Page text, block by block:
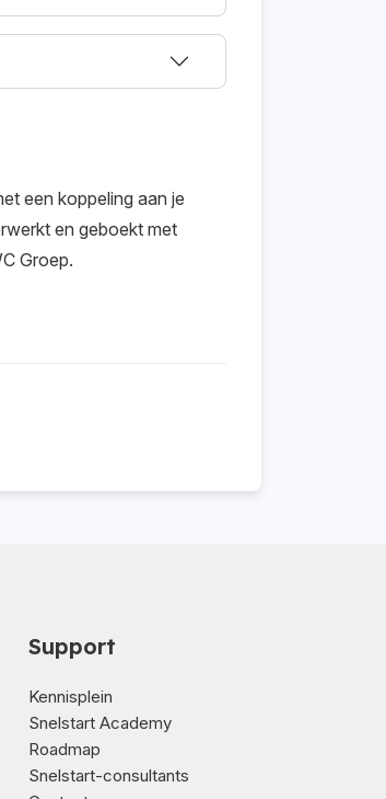
een koppeling aan je
en geboekt met
Groep.
Support
Kennisplein
Snelstart Academy
Roadmap
Snelstart-consultants